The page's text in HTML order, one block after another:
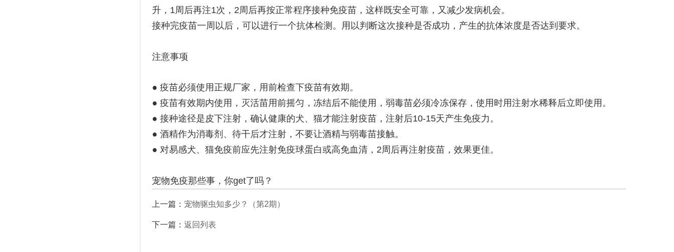
升，1周后再注1次，2周后再按正常程序接种免疫苗，这样既安全可靠，又减少发病机会。
接种完疫苗一周以后，可以进行一个抗体检测。用以判断这次接种是否成功，产生的抗体浓度是否达到要求。
注意事项
● 疫苗必须使用正规厂家，用前检查下疫苗有效期。
● 疫苗有效期内使用，灭活苗用前摇匀，冻结后不能使用，弱毒苗必须冷冻保存，使用时用注射水稀释后立即使用。
● 接种途径是皮下注射，确认健康的犬、猫才能注射疫苗，注射后10-15天产生免疫力。
● 酒精作为消毒剂、待干后才注射，不要让酒精与弱毒苗接触。
● 对易感犬、猫免疫前应先注射免疫球蛋白或高免血清，2周后再注射疫苗，效果更佳。
宠物免疫那些事，你get了吗？
上一篇： 宠物驱虫知多少？（第2期）
下一篇： 返回列表